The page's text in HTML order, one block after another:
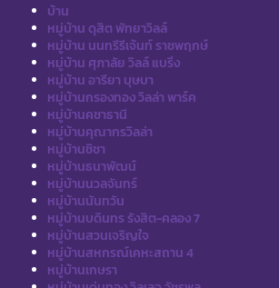
บ้าน
หมู่บ้าน ดุสิต พัทยาวิลล์
หมู่บ้าน นนทรีรีเจ้นท์ ราชพฤกษ์
หมู่บ้าน ศุภาลัย วิลล์ แบริ่ง
หมู่บ้าน อารียา บุษบา
หมู่บ้านกรองทอง วิลล่า พาร์ค
หมู่บ้านคชาธานี
หมู่บ้านคุณากรวิลล่า
หมู่บ้านชิชา
หมู่บ้านธนาพัฒน์
หมู่บ้านนวลจันทร์
หมู่บ้านนันทวัน
หมู่บ้านบดินทร รังสิต-คลอง 7
หมู่บ้านสวนเจริญใจ
หมู่บ้านสหกรณ์เคหะสถาน 4
หมู่บ้านเกษรา